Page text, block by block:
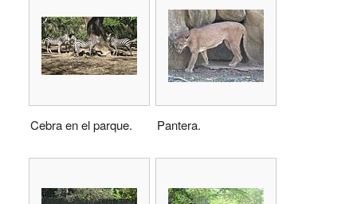
Cebra en el parque. Pantera.